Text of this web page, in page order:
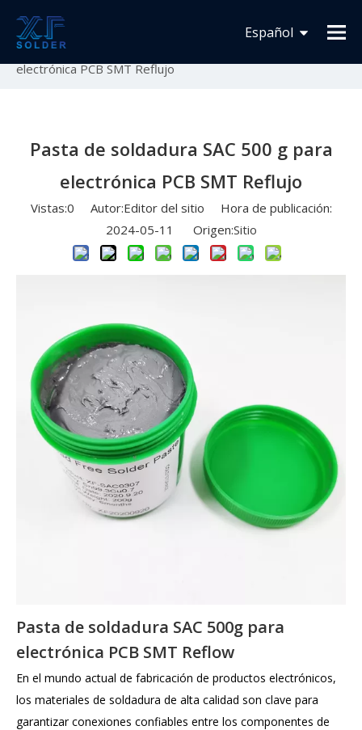
Español
Usted está aquí:
de nuevo producto
Pasta de soldadura SAC 500 g para
electrónica PCB SMT Reflujo
Pasta de soldadura SAC 500 g para
electrónica PCB SMT Reflujo
Vistas:0 Autor:Editor del sitio Hora de publicación:
2024-05-11 Origen:Sitio
Pasta de soldadura SAC 500g para
electrónica PCB SMT Reflow
En el mundo actual de fabricación de productos electrónicos,
los materiales de soldadura de alta calidad son clave para
garantizar conexiones confiables entre los componentes de